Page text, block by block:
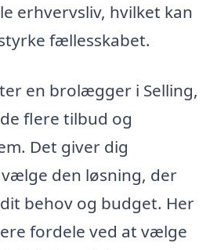
erhvervsliv, hvilket kan
fællesskabet.
en brolægger i Selling,
flere tilbud og
Det giver dig
den løsning, der
behov og budget. Her
fordele ved at vælge